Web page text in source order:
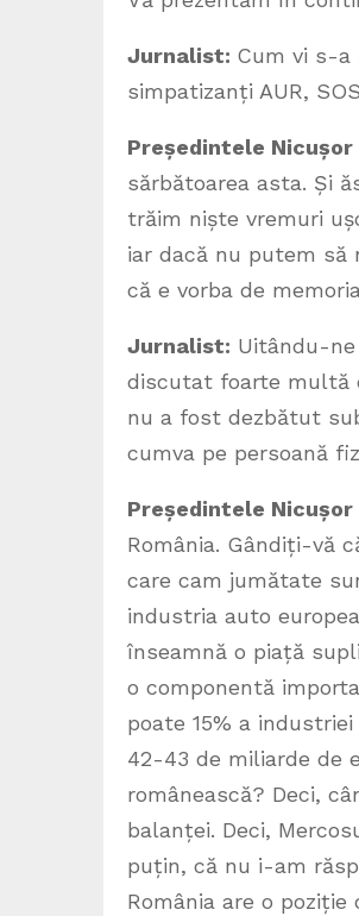
Jurnalist: Cum vi s-
simpatizanți AUR,
Președintele Nicușor
sărbătoarea asta. Și
trăim niște vremuri
iar dacă nu putem să
că e vorba de
Jurnalist: Uitându-
discutat foarte multă
nu a fost dezbătut
cumva pe persoană
Președintele Nicușor
România. Gândiți-vă
care cam jumătate
industria auto
înseamnă o piață
o componentă
poate 15% a
42-43 de miliarde de
românească? Deci,
balanței. Deci,
puțin, că nu i-am
România are o